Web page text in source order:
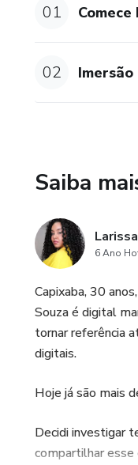
01
02 Imersão
Saiba
6 Ano
Capixaba, 30
Souza é digital
tornar referência
digitais.
Hoje já são mais
Decidi investigar
compartilhar esse